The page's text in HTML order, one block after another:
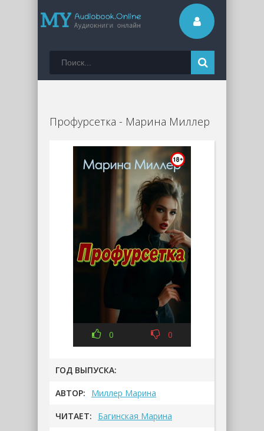
Профурсетка - Марина Миллер
0 0
ГОД ВЫПУСКА:
АВТОР: Миллер Марина
ЧИТАЕТ: Багинская Марина